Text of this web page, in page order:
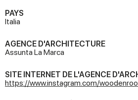
PAYS
Italia
AGENCE D'ARCHITECTURE
Assunta La Marca
SITE INTERNET DE L'AGENCE
https://www.instagram.com/